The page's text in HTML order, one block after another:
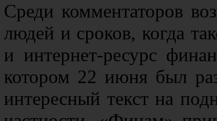
Среди комментаторов
людей и сроков, когда
и интернет-ресурс
котором 22 июня был
интересный текст на